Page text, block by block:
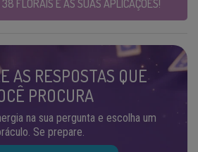
38 FLORAIS E AS SUAS APLICAÇÕES!
AS RESPOSTAS QUE
PROCURA
na sua pergunta e escolha um
Se prepare.